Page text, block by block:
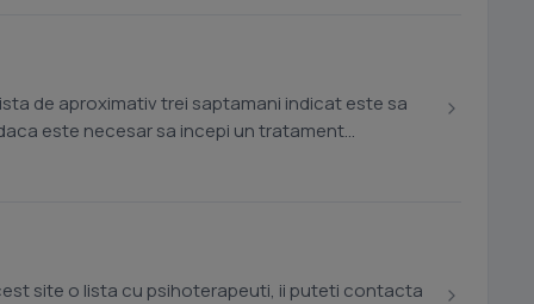
de aproximativ trei saptamani indicat este sa
este necesar sa incepi un tratament
site o lista cu psihoterapeuti, ii puteti contacta